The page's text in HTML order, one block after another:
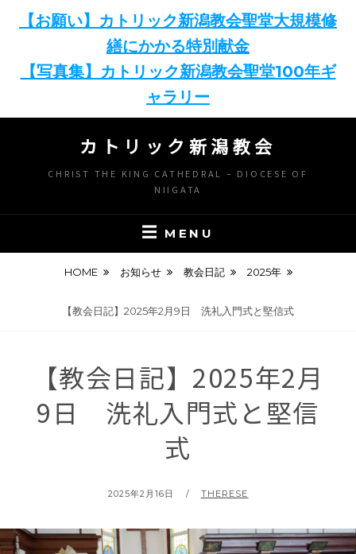
【お願い】カトリック新潟教会聖堂大規模修
繕にかかる特別献金
【写真集】カトリック新潟教会聖堂100年ギ
ャラリー
content
カトリック新潟教会
CHRIST THE KING CATHEDRAL – DIOCESE OF
NIIGATA
MENU
HOME お知らせ 教会日記 2025年
【教会日記】2025年2月9日 洗礼入門式と堅信式
【教会日記】2025年2月
9日 洗礼入門式と堅信
式
POSTED
2025年2月16日 BY
THERESE